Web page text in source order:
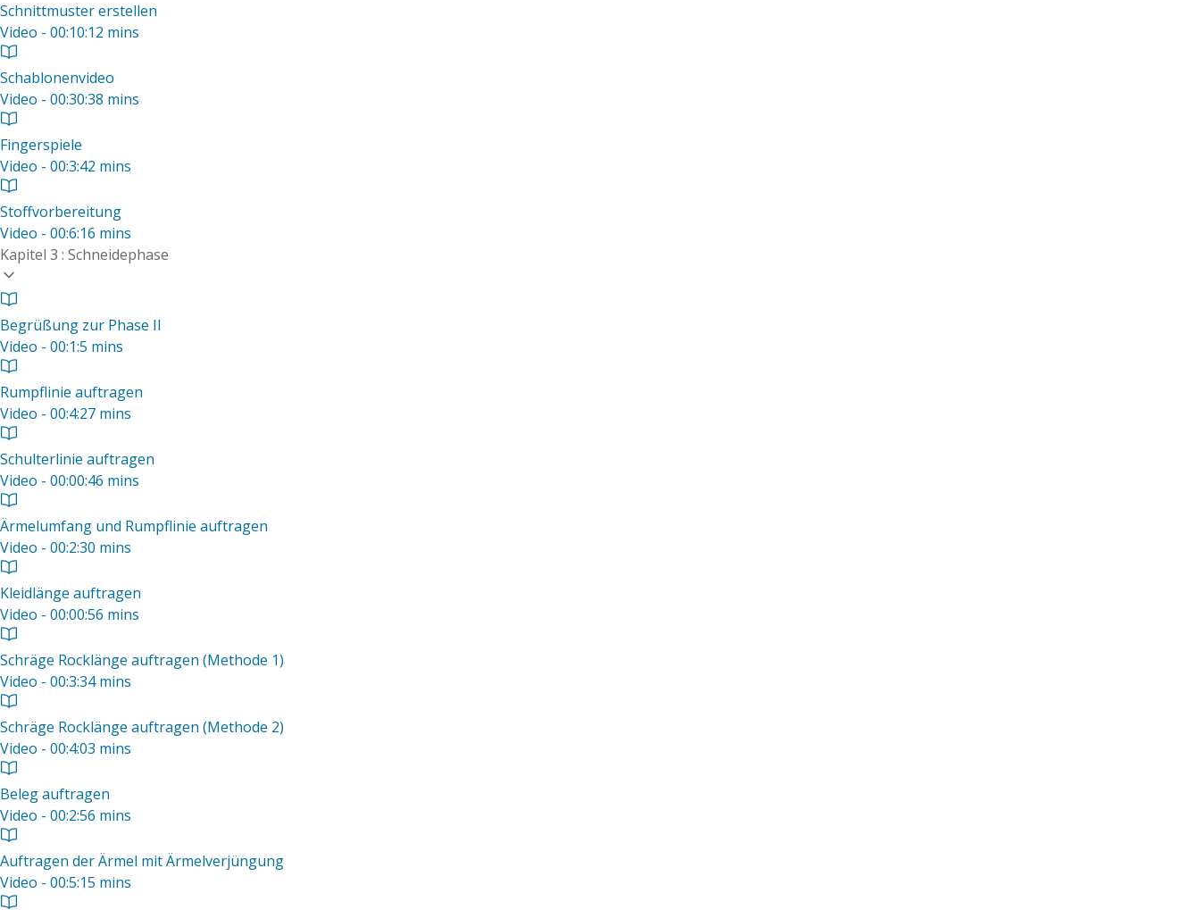
Schnittmuster erstellen
Video - 00:10:12 mins
Schablonenvideo
Video - 00:30:38 mins
Fingerspiele
Video - 00:3:42 mins
Stoffvorbereitung
Video - 00:6:16 mins
Kapitel 3 : Schneidephase
Begrüßung zur Phase II
Video - 00:1:5 mins
Rumpflinie auftragen
Video - 00:4:27 mins
Schulterlinie auftragen
Video - 00:00:46 mins
Ärmelumfang und Rumpflinie auftragen
Video - 00:2:30 mins
Kleidlänge auftragen
Video - 00:00:56 mins
Schräge Rocklänge auftragen (Methode 1)
Video - 00:3:34 mins
Schräge Rocklänge auftragen (Methode 2)
Video - 00:4:03 mins
Beleg auftragen
Video - 00:2:56 mins
Auftragen der Ärmel mit Ärmelverjüngung
Video - 00:5:15 mins